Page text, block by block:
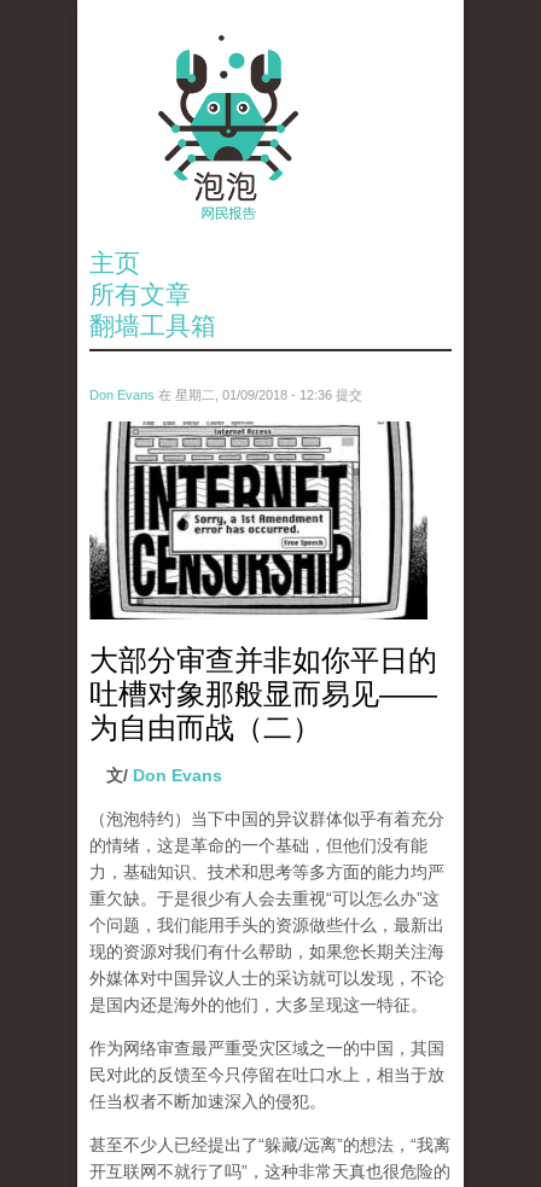
主页
所有文章
翻墙工具箱
Don Evans 在 星期二, 01/09/2018 - 12:36 提交
wechatimg866.jpeg
大部分审查并非如你平日的
吐槽对象那般显而易见——
为自由而战（二）
文/ Don Evans
（泡泡特约） 当下中国的异议群体似乎有着充分
的情绪，这是革命的一个基础，但他们没有能
力，基础知识、技术和思考等多方面的能力均严
重欠缺。于是很少有人会去重视“可以怎么办”这
个问题，我们能用手头的资源做些什么，最新出
现的资源对我们有什么帮助，如果您长期关注海
外媒体对中国异议人士的采访就可以发现，不论
是国内还是海外的他们，大多呈现这一特征。
作为网络审查最严重受灾区域之一的中国，其国
民对此的反馈至今只停留在吐口水上，相当于放
任当权者不断加速深入的侵犯。
甚至不少人已经提出了“躲藏/远离”的想法，“我离
开互联网不就行了吗”，这种非常天真也很危险的